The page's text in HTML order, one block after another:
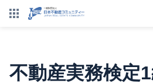
不動産実務検定